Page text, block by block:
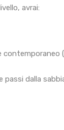
avrai:
dalla